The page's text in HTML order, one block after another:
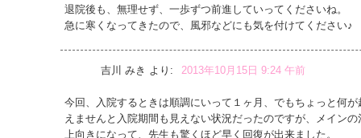
退院後も、無理せず、一歩ずつ前進していってくださいね。
急に寒くなってきたので、風邪などにも気を付けてください♪
吉川 みき より: 2013年10月15日 9:24 午前
今回、入院するときは順調にいって１ヶ月、でもちょっと何
えませんと入院期間も見えない状況だったのですが、メイン
上向きになって、先生も驚くほど早く回復が出来ました。